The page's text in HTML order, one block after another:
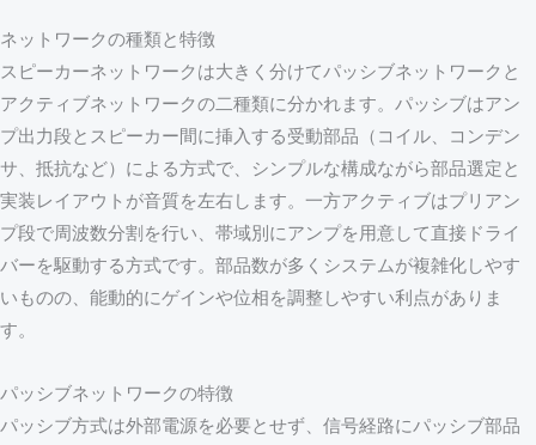
ネットワークの種類と特徴
スピーカーネットワークは大きく分けてパッシブネットワークと
アクティブネットワークの二種類に分かれます。パッシブはアン
プ出力段とスピーカー間に挿入する受動部品（コイル、コンデン
サ、抵抗など）による方式で、シンプルな構成ながら部品選定と
実装レイアウトが音質を左右します。一方アクティブはプリアン
プ段で周波数分割を行い、帯域別にアンプを用意して直接ドライ
バーを駆動する方式です。部品数が多くシステムが複雑化しやす
いものの、能動的にゲインや位相を調整しやすい利点がありま
す。
パッシブネットワークの特徴
パッシブ方式は外部電源を必要とせず、信号経路にパッシブ部品